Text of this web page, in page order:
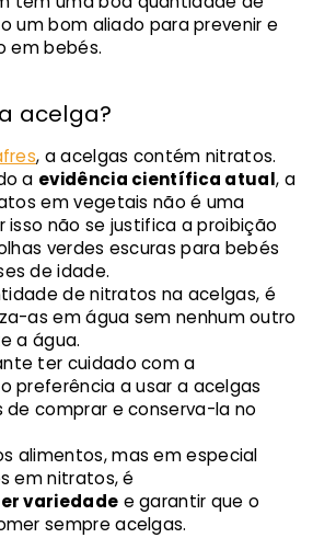
um bom aliado para prevenir e
em bebés.
acelga?
, a acelgas contém nitratos.
a evidência científica atual, a
em vegetais não é uma
isso não se justifica a proibição
verdes escuras para bebés
de idade.
de nitratos na acelgas, é
as em água sem nenhum outro
a água.
ter cuidado com a
preferência a usar a acelgas
de comprar e conserva-la no
alimentos, mas em especial
em nitratos, é
variedade e garantir que o
sempre acelgas.